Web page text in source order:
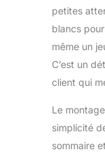
petites
blancs
même un
C’est un
client qui
Le
simplicité
sommaire